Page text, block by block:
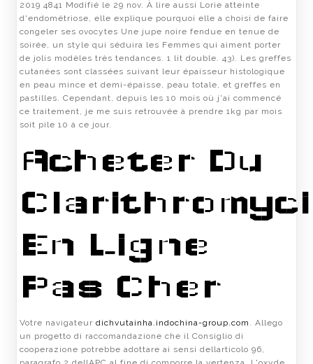
2019 4841 Modifié le 29 nov. À lire aussi Lorie atteinte
d'endométriose, elle explique pourquoi elle a choisi de faire
congeler ses ovocytes Une jupe noire fendue en tenue de
soirée, un style qui séduira les Femmes qui aiment porter
de jolis modèles très tendances. 1 lit double. 43). Les greffes
cutanées sont classées suivant leur épaisseur histologique
en peau mince et demi-épaisse, peau totale, et greffes en
pastilles. Cependant, depuis les 10 mois où j'ai commencé
ce traitement, je me suis retrouvée à prendre 1kg par mois
soit pile 10 à ce jour.
Acheter Du
En Ligne
Pas Cher
Votre navigateur dichvutainha.indochina-group.com
. Allego
un progetto di raccomandazione che il Consiglio di
cooperazione potrebbe adottare ai sensi dellarticolo 96,